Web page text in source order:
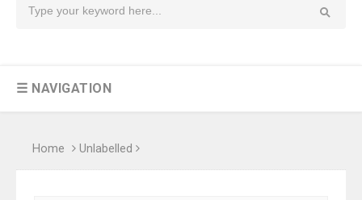
☰ NAVIGATION
Home Unlabelled